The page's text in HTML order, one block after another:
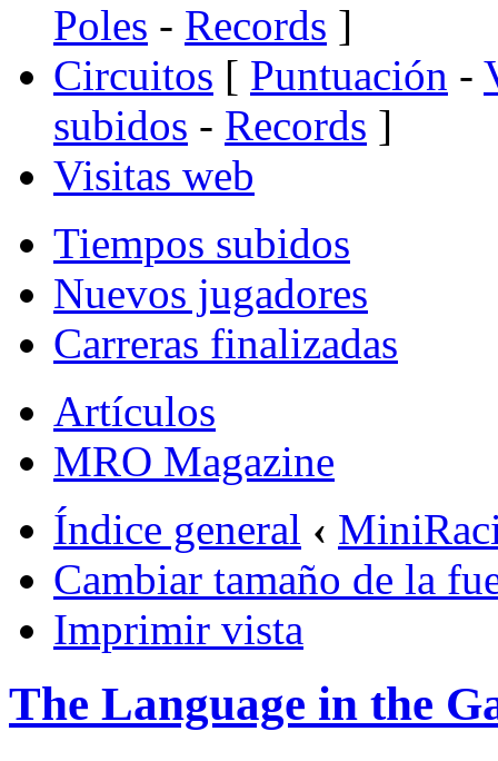
Poles - Records ]
Circuitos [ Puntuación -
subidos - Records ]
Visitas web
Tiempos subidos
Nuevos jugadores
Carreras finalizadas
Artículos
MRO Magazine
Índice general ‹
Cambiar tamaño de la
Imprimir vista
The Language in the